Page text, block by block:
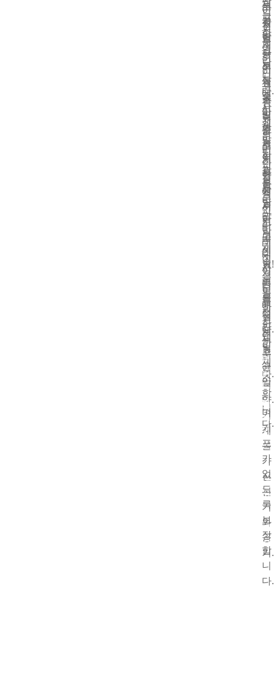
제
품
을
그
토
록
좋
아
하
는
이
유
를
알
아
보
세
요!
더
읽
어
보
기
문
의
보
내
기
이
전
문
적
이
고
강
력
하
며
안
정
적
인
라
미
네
이
터
를
설
계
및
제
조
합
니
다.
더
읽
어
보
기
문
의
보
내
기
고
하
여
당
사
에
서
개
발
한
광
학
및
광
학
기
술
을
통
합
한
제
품
입
니
다.
기
계
를
가
진
전
기
와
공
기.
더
로
결
합
하
여
효
율
성
을
크
게
향
상
시
키
고
인
건
비
를
절
감
합
니
다.
더
읽
어
보
기
문
의
보
내
기
라
상
업
용
인
쇄
소
및
중
소
기
업
에
서
도
널
리
사
용
됩
니
다.
더
읽
어
보
기
문
의
보
내
기
는
기
계
입
니
다.
사
전
코
팅
필
름
은
라
미
네
이
션
이
매
끄
럽
고
균
일
하
며
기
포
가
없
도
록
보
장
합
니
다.